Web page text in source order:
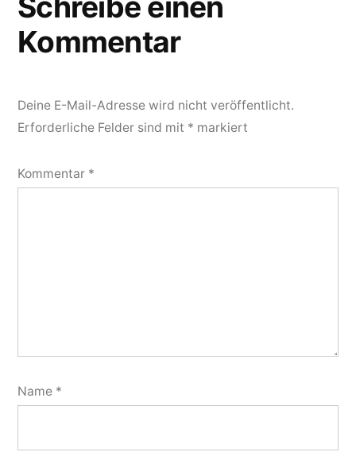
Kommentar
Deine E-Mail-Adresse wird nicht veröffentlicht.
Erforderliche Felder sind mit * markiert
Kommentar *
Name *